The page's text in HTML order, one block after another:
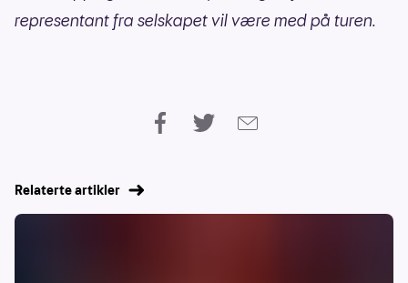
representant fra selskapet vil være med på turen.
Relaterte artikler